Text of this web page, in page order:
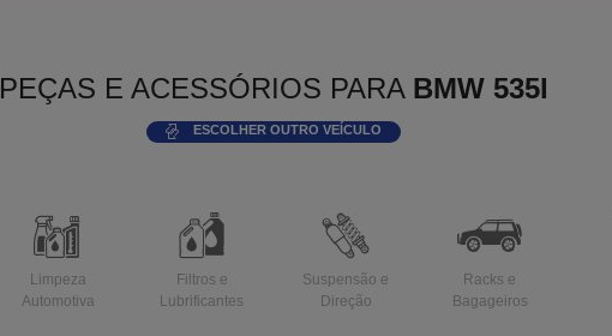
PEÇAS E ACESSÓRIOS PARA BMW 535I
ESCOLHER OUTRO VEÍCULO
Limpeza
Automotiva
Filtros e
Lubrificantes
Suspensão e
Direção
Racks e
Bagageiros